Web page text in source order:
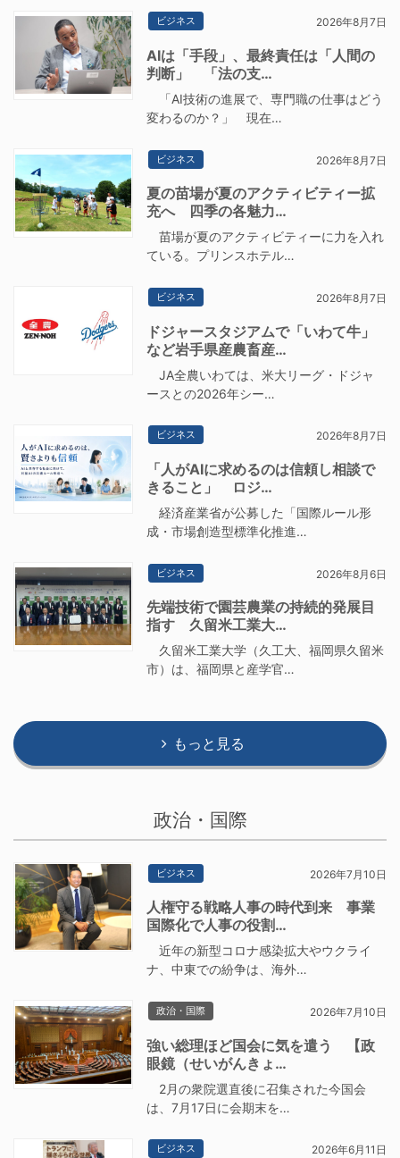
ビジネス 2026年8月7日
AIは「手段」、最終責任は「人間の
判断」 「法の支…
「AI技術の進展で、専門職の仕事はどう
変わるのか？」 現在…
ビジネス 2026年8月7日
夏の苗場が夏のアクティビティー拡
充へ 四季の各魅力…
苗場が夏のアクティビティーに力を入れ
ている。プリンスホテル…
ビジネス 2026年8月7日
ドジャースタジアムで「いわて牛」
など岩手県産農畜産…
JA全農いわては、米大リーグ・ドジャ
ースとの2026年シー…
ビジネス 2026年8月7日
「人がAIに求めるのは信頼し相談で
きること」 ロジ…
経済産業省が公募した「国際ルール形
成・市場創造型標準化推進…
ビジネス 2026年8月6日
先端技術で園芸農業の持続的発展目
指す 久留米工業大…
久留米工業大学（久工大、福岡県久留米
市）は、福岡県と産学官…
もっと見る
政治・国際
ビジネス 2026年7月10日
人権守る戦略人事の時代到来 事業
国際化で人事の役割…
近年の新型コロナ感染拡大やウクライ
ナ、中東での紛争は、海外…
政治・国際 2026年7月10日
強い総理ほど国会に気を遣う 【政
眼鏡（せいがんきょ…
2月の衆院選直後に召集された今国会
は、7月17日に会期末を…
ビジネス 2026年6月11日